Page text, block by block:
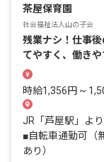
茶屋保育園
社会福祉法人山の子会
残業ナシ！仕事
てやすく、働きや
の園です。
時給1,356円 ~
JR「芦屋駅」よ
■自転車通勤可（
あり）